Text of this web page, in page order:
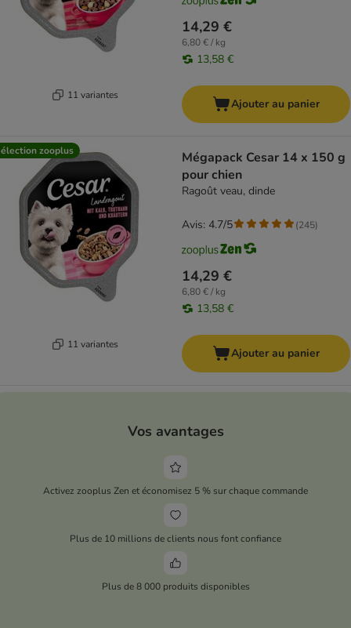
11 variantes
14,29 €
6,80 € / kg
13,58 €
Ajouter au panier
zooplus
11 variantes
Mégapack Cesar 14 x 150 g
pour chien
Ragoût veau, dinde
14,29 €
6,80 € / kg
13,58 €
Avis: 4.7/5 (245)
Ajouter au panier
Vos avantages
Activez zooplus Zen et économisez 5 % sur chaque commande
Plus de 10 millions de clients nous font confiance
Plus de 8 000 produits disponibles